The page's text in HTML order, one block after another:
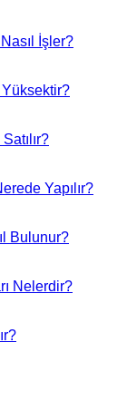
İşler?
Yapılır?
Bulunur?
Nelerdir?